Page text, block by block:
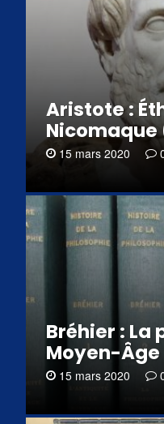
Aristote :
Nicomaque
15 mars 2020
Bréhier : La
Moyen-Âge
15 mars 2020